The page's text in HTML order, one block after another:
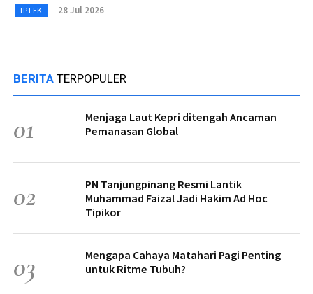
IPTEK 28 Jul 2026
BERITA TERPOPULER
01
Menjaga Laut Kepri ditengah Ancaman
Pemanasan Global
02
PN Tanjungpinang Resmi Lantik
Muhammad Faizal Jadi Hakim Ad Hoc
Tipikor
03
Mengapa Cahaya Matahari Pagi Penting
untuk Ritme Tubuh?